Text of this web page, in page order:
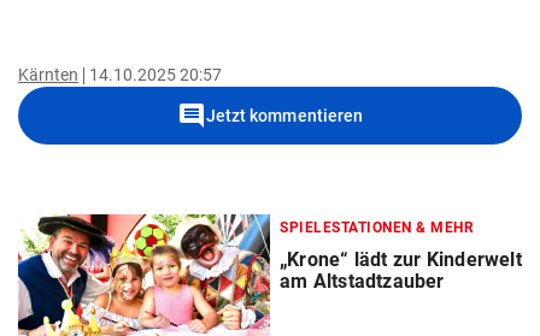
Kärnten 14.10.2025 20:57
commentJetzt kommentieren
SPIELESTATIONEN & MEHR
„Krone“ lädt zur Kinderwelt
am Altstadtzauber